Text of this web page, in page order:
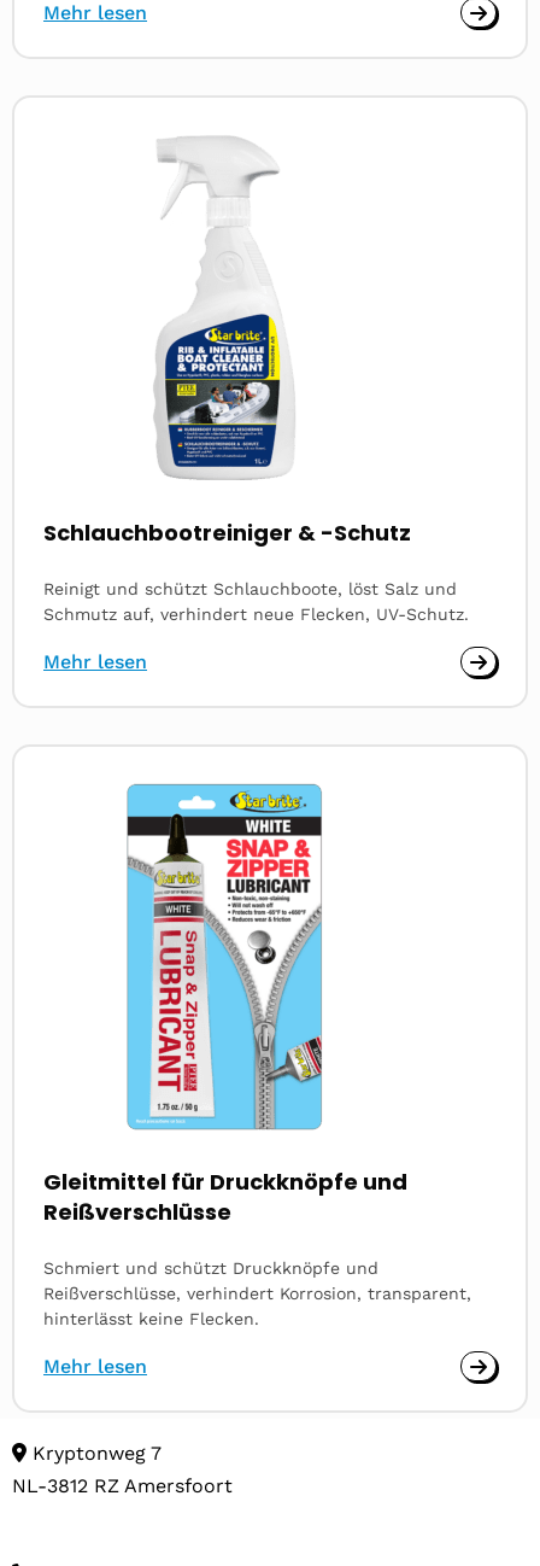
Mehr lesen
Schlauchbootreiniger & -Schutz
Reinigt und schützt Schlauchboote, löst Salz und
Schmutz auf, verhindert neue Flecken, UV-Schutz.
Mehr lesen
Read
Gleitmittel für Druckknöpfe und
Reißverschlüsse
Schmiert und schützt Druckknöpfe und
Reißverschlüsse, verhindert Korrosion, transparent,
hinterlässt keine Flecken.
Mehr lesen
Read
Kryptonweg 7
NL-3812 RZ Amersfoort